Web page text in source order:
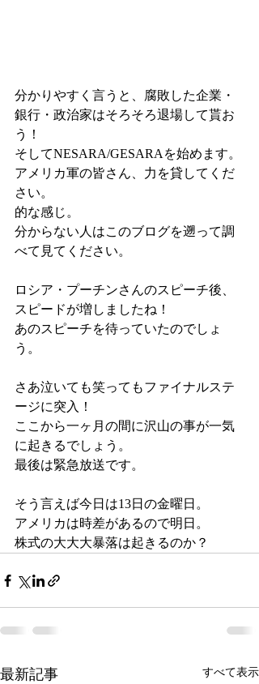
分かりやすく言うと、腐敗した企業・
銀行・政治家はそろそろ退場して貰お
う！
そしてNESARA/GESARAを始めます。
アメリカ軍の皆さん、力を貸してくだ
さい。
的な感じ。
分からない人はこのブログを遡って調
べて見てください。
ロシア・プーチンさんのスピーチ後、
スピードが増しましたね！
あのスピーチを待っていたのでしょ
う。
さあ泣いても笑ってもファイナルステ
ージに突入！
ここから一ヶ月の間に沢山の事が一気
に起きるでしょう。
最後は緊急放送です。
そう言えば今日は13日の金曜日。
アメリカは時差があるので明日。
株式の大大大暴落は起きるのか？
最新記事 すべて表示